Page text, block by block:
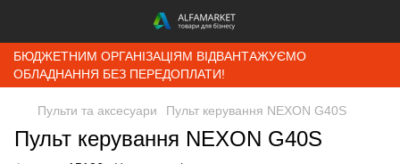
БЮДЖЕТНИМ ОРГАНІЗАЦІЯМ ВІДВАНТАЖУЄМО
ОБЛАДНАННЯ БЕЗ ПЕРЕДОПЛАТИ!
Пульти та аксесуари Пульт керування NEXON G40S
Пульт керування NEXON G40S